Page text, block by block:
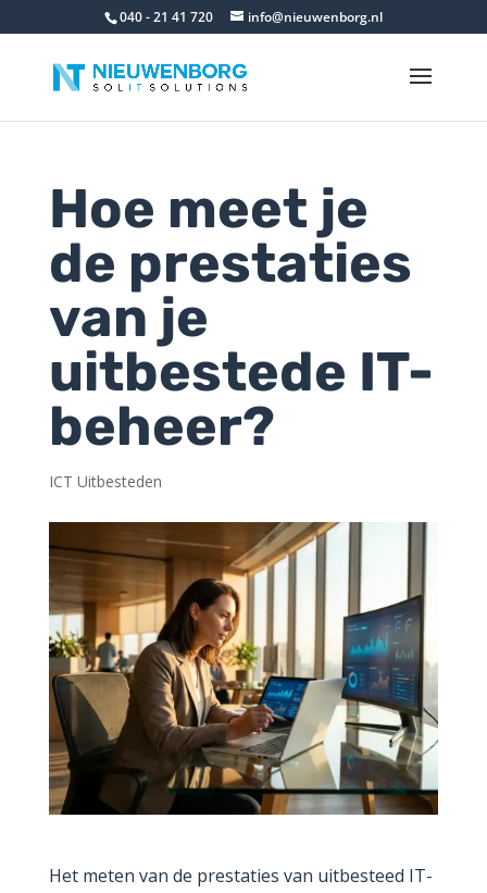
040 - 21 41 720 info@nieuwenborg.nl
Hoe meet je
de prestaties
van je
uitbestede IT-
beheer?
ICT Uitbesteden
Het meten van de prestaties van uitbesteed IT-